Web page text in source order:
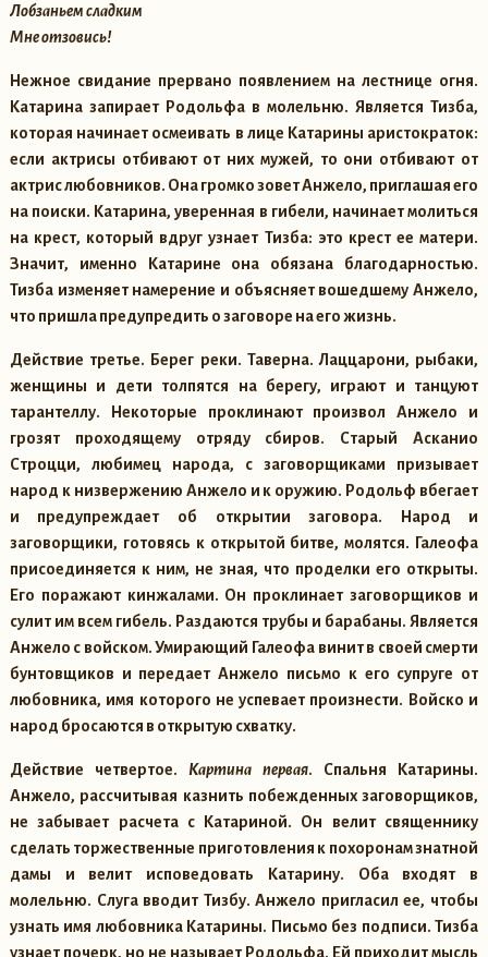
Лобзаньем сладким
Мне отзовись!
Нежное свидание прервано появлением на лестнице огня.
Катарина запирает Родольфа в молельню. Является Тизба,
которая начинает осмеивать в лице Катарины аристократок:
если актрисы отбивают от них мужей, то они отбивают от
актрис любовников. Она громко зовет Анжело, приглашая его
на поиски. Катарина, уверенная в гибели, начинает молиться
на крест, который вдруг узнает Тизба: это крест ее матери.
Значит, именно Катарине она обязана благодарностью.
Тизба изменяет намерение и объясняет вошедшему Анжело,
что пришла предупредить о заговоре на его жизнь.
Действие третье. Берег реки. Таверна. Лаццарони, рыбаки,
женщины и дети толпятся на берегу, играют и танцуют
тарантеллу. Некоторые проклинают произвол Анжело и
грозят проходящему отряду сбиров. Старый Асканио
Строцци, любимец народа, с заговорщиками призывает
народ к низвержению Анжело и к оружию. Родольф вбегает
и предупреждает об открытии заговора. Народ и
заговорщики, готовясь к открытой битве, молятся. Галеофа
присоединяется к ним, не зная, что проделки его открыты.
Его поражают кинжалами. Он проклинает заговорщиков и
сулит им всем гибель. Раздаются трубы и барабаны. Является
Анжело с войском. Умирающий Галеофа винит в своей смерти
бунтовщиков и передает Анжело письмо к его супруге от
любовника, имя которого не успевает произнести. Войско и
народ бросаются в открытую схватку.
Действие четвертое. Картина первая. Спальня Катарины.
Анжело, рассчитывая казнить побежденных заговорщиков,
не забывает расчета с Катариной. Он велит священнику
сделать торжественные приготовления к похоронам знатной
дамы и велит исповедовать Катарину. Оба входят в
молельню. Слуга вводит Тизбу. Анжело пригласил ее, чтобы
узнать имя любовника Катарины. Письмо без подписи. Тизба
узнает почерк, но не называет Родольфа. Ей приходит мысль